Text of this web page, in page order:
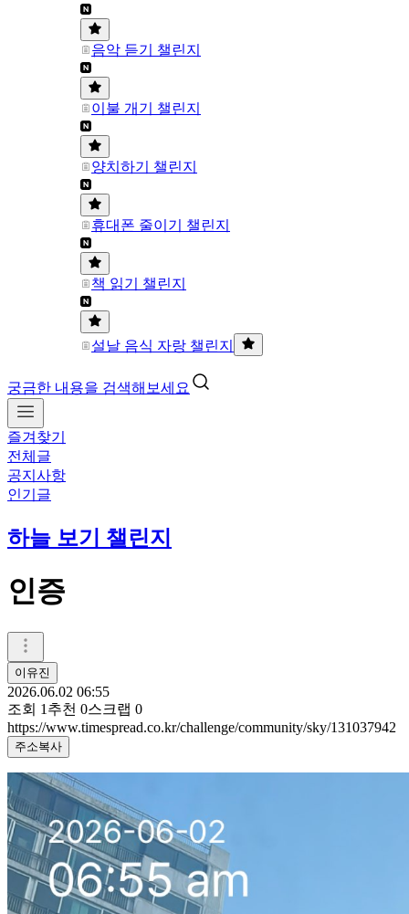
음악 듣기 챌린지
이불 개기 챌린지
양치하기 챌린지
휴대폰 줄이기 챌린지
책 읽기 챌린지
설날 음식 자랑 챌린지
궁금한 내용을 검색해보세요
즐겨찾기
전체글
공지사항
인기글
하늘 보기 챌린지
인증
이유진
2026.06.02 06:55
조회 1 추천 0스크랩 0
https://www.timespread.co.kr/challenge/community/sky/131037942
주소복사